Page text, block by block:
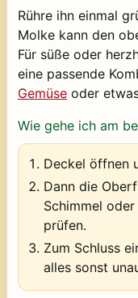
Rühre ihn einmal
Molke kann den
Für süße oder
eine passende
Gemüse oder
Wie gehe ich am
Deckel öffnen
Dann die
Schimmel
prüfen.
Zum Schluss
alles sonst